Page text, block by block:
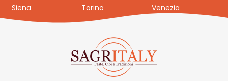
Siena
Torino Venezia